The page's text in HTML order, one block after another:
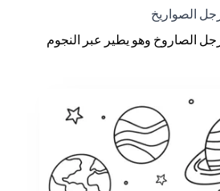
الصواريخ
الصاروخ وهو يطير عبر النجوم
السميكة والأشكال البسيطة على بناء
ورواية القصص ومفردات العلوم
الدراسي أو أثناء التنقل - فن الخط